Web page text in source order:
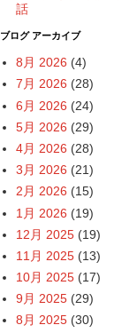
話
ブログ アーカイブ
8月 2026 (4)
7月 2026 (28)
6月 2026 (24)
5月 2026 (29)
4月 2026 (28)
3月 2026 (21)
2月 2026 (15)
1月 2026 (19)
12月 2025 (19)
11月 2025 (13)
10月 2025 (17)
9月 2025 (29)
8月 2025 (30)